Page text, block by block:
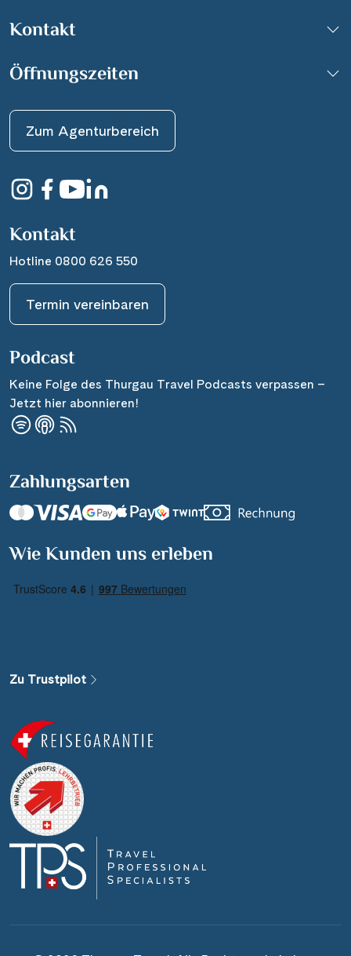
Kontakt
Öffnungszeiten
Zum Agenturbereich
Kontakt
Hotline 0800 626 550
Termin vereinbaren
Podcast
Keine Folge des Thurgau Travel Podcasts verpassen –
Jetzt hier abonnieren!
Zahlungsarten
Wie Kunden uns erleben
Zu Trustpilot
Nächste Reisedaten